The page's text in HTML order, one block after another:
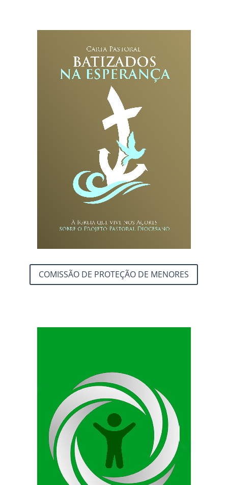
COMISSÃO DE PROTEÇÃO DE MENORES